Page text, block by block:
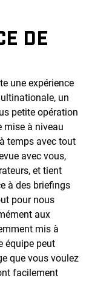
DE
une expérience
un
petite opération
mise à niveau
temps avec tout
avec vous,
et tient
à des briefings
pour nous
aux
mis à
équipe peut
que vous voulez
facilement